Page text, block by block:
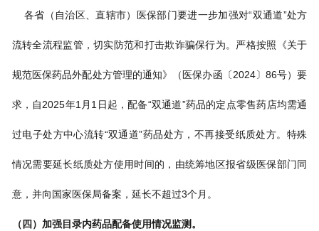
各省（自治区、直辖市）医保部门要进一步加强对“双通道”处方
流转全流程监管，切实防范和打击欺诈骗保行为。严格按照《关于
规范医保药品外配处方管理的通知》（医保办函〔2024〕86号）要
求，自2025年1月1日起，配备“双通道”药品的定点零售药店均需通
过电子处方中心流转“双通道”药品处方，不再接受纸质处方。特殊
情况需要延长纸质处方使用时间的，由统筹地区报省级医保部门同
意，并向国家医保局备案，延长不超过3个月。
（四）加强目录内药品配备使用情况监测。